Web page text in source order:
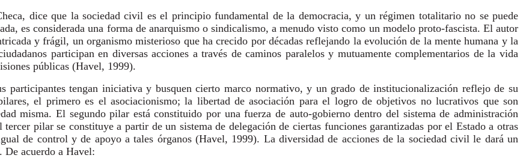
dice que la sociedad civil es el principio fundamental de la democracia, y un régimen totalitario no se puede
es considerada una forma de anarquismo o sindicalismo, a menudo visto como un modelo proto-fascista. El autor
y frágil, un organismo misterioso que ha crecido por décadas reflejando la evolución de la mente humana y la
participan en diversas acciones a través de caminos paralelos y mutuamente complementarios de la vida
públicas (Havel, 1999).
participantes tengan iniciativa y busquen cierto marco normativo, y un grado de institucionalización reflejo de su
el primero es el asociacionismo; la libertad de asociación para el logro de objetivos no lucrativos que son
misma. El segundo pilar está constituido por una fuerza de auto-gobierno dentro del sistema de administración
pilar se constituye a partir de un sistema de delegación de ciertas funciones garantizadas por el Estado a otras
de control y de apoyo a tales órganos (Havel, 1999). La diversidad de acciones de la sociedad civil le dará un
De acuerdo a Havel: